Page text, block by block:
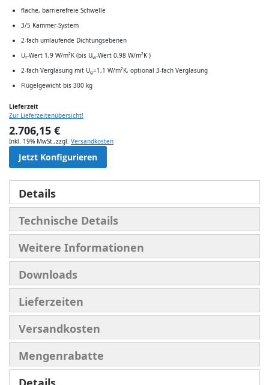
flache, barrierefreie Schwelle
3/5 Kammer-System
2-fach umlaufende Dichtungsebenen
Uf-Wert 1,9 W/m²K (bis Uw-Wert 0,98 W/m²K )
2-fach Verglasung mit Ug=1,1 W/m²K, optional 3-fach Verglasung
Flügelgewicht bis 300 kg
Lieferzeit
Zur Lieferzeitenübersicht!
2.706,15 €
Inkl. 19% MwSt.,zzgl. Versandkosten
Jetzt Konfigurieren
Details
Technische Details
Weitere Informationen
Downloads
Lieferzeiten
Versandkosten
Mengenrabatte